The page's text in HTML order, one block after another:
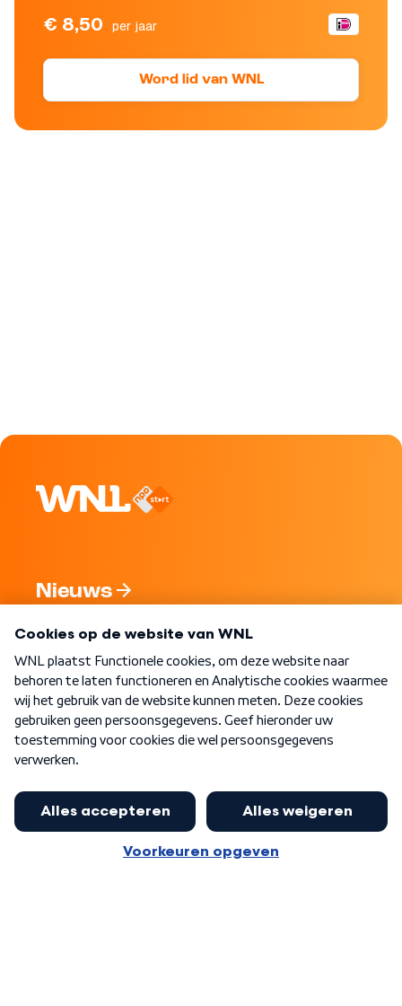
€ 8,50 per jaar
Word lid van WNL
Nieuws
Nieuwsbrief
Word Lid